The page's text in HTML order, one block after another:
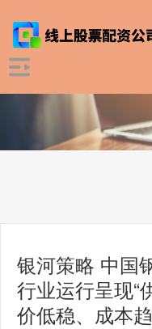
银河策略 中国
行业运行呈现“
价低稳、成本